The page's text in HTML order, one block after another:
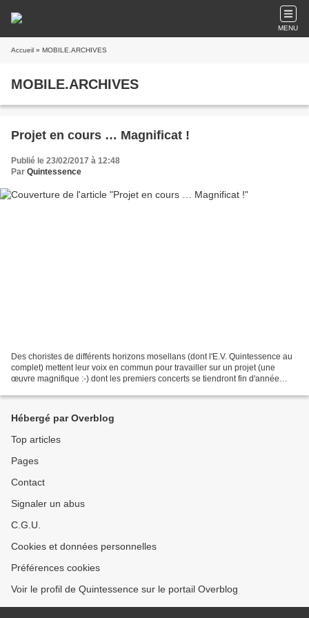
MENU
Accueil » MOBILE.ARCHIVES
MOBILE.ARCHIVES
Projet en cours … Magnificat !
Publié le 23/02/2017 à 12:48
Par Quintessence
Des choristes de différents horizons mosellans (dont l'E.V. Quintessence au
complet) mettent leur voix en commun pour travailler sur un projet (une
œuvre magnifique :-) dont les premiers concerts se tiendront fin d'année
Hébergé par Overblog
Top articles
Pages
Contact
Signaler un abus
C.G.U.
Cookies et données personnelles
Préférences cookies
Voir le profil de Quintessence sur le portail Overblog